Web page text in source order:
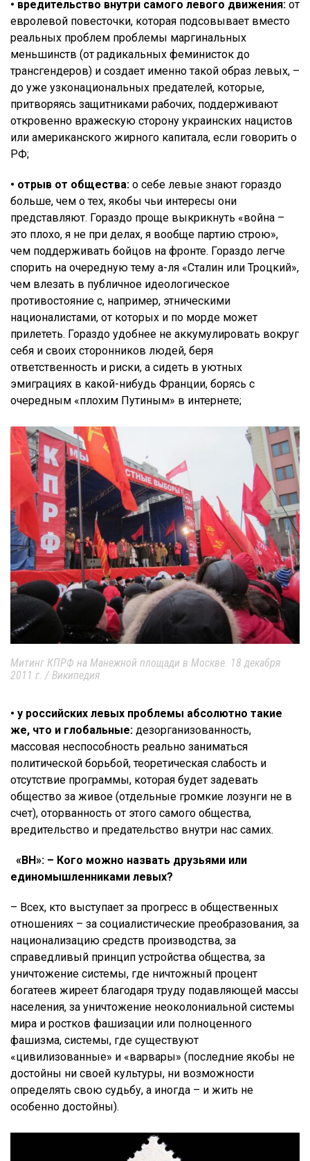
• вредительство внутри самого левого движения: от
евролевой повесточки, которая подсовывает вместо
реальных проблем проблемы маргинальных
меньшинств (от радикальных феминисток до
трансгендеров) и создает именно такой образ левых, –
до уже узконациональных предателей, которые,
притворяясь защитниками рабочих, поддерживают
откровенно вражескую сторону украинских нацистов
или американского жирного капитала, если говорить о
РФ;
• отрыв от общества: о себе левые знают гораздо
больше, чем о тех, якобы чьи интересы они
представляют. Гораздо проще выкрикнуть «война –
это плохо, я не при делах, я вообще партию строю»,
чем поддерживать бойцов на фронте. Гораздо легче
спорить на очередную тему а-ля «Сталин или Троцкий»,
чем влезать в публичное идеологическое
противостояние с, например, этническими
националистами, от которых и по морде может
прилететь. Гораздо удобнее не аккумулировать вокруг
себя и своих сторонников людей, беря
ответственность и риски, а сидеть в уютных
эмиграциях в какой-нибудь Франции, борясь с
очередным «плохим Путиным» в интернете;
Митинг КПРФ на Манежной площади в Москве. 18 декабря
2011 г. / Википедия
• у российских левых проблемы абсолютно такие
же, что и глобальные: дезорганизованность,
массовая неспособность реально заниматься
политической борьбой, теоретическая слабость и
отсутствие программы, которая будет задевать
общество за живое (отдельные громкие лозунги не в
счет), оторванность от этого самого общества,
вредительство и предательство внутри нас самих.
«ВН»: – Кого можно назвать друзьями или
единомышленниками левых?
– Всех, кто выступает за прогресс в общественных
отношениях – за социалистические преобразования, за
национализацию средств производства, за
справедливый принцип устройства общества, за
уничтожение системы, где ничтожный процент
богатеев жиреет благодаря труду подавляющей массы
населения, за уничтожение неоколониальной системы
мира и ростков фашизации или полноценного
фашизма, системы, где существуют
«цивилизованные» и «варвары» (последние якобы не
достойны ни своей культуры, ни возможности
определять свою судьбу, а иногда – и жить не
особенно достойны).